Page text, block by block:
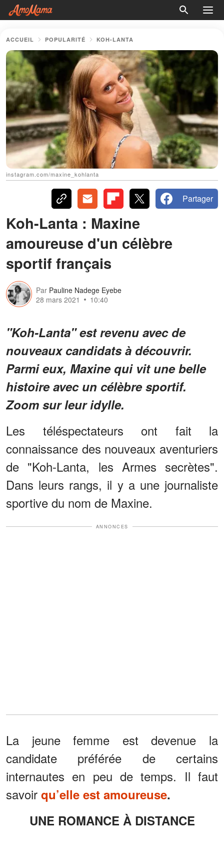
ACCUEIL POPULARITÉ KOH-LANTA
instagram.com/maxine_kohlanta
Partager
Koh-Lanta : Maxine
amoureuse d'un célèbre
sportif français
Par Pauline Nadege Eyebe
28 mars 2021
10:40
"Koh-Lanta" est revenu avec de
nouveaux candidats à découvrir.
Parmi eux, Maxine qui vit une belle
histoire avec un célèbre sportif.
Zoom sur leur idylle.
Les téléspectateurs ont fait la
connaissance des nouveaux aventuriers
de "Koh-Lanta, les Armes secrètes".
Dans leurs rangs, il y a une journaliste
sportive du nom de Maxine.
ANNONCES
La jeune femme est devenue la
candidate préférée de certains
internautes en peu de temps. Il faut
savoir qu’elle est amoureuse.
UNE ROMANCE À DISTANCE